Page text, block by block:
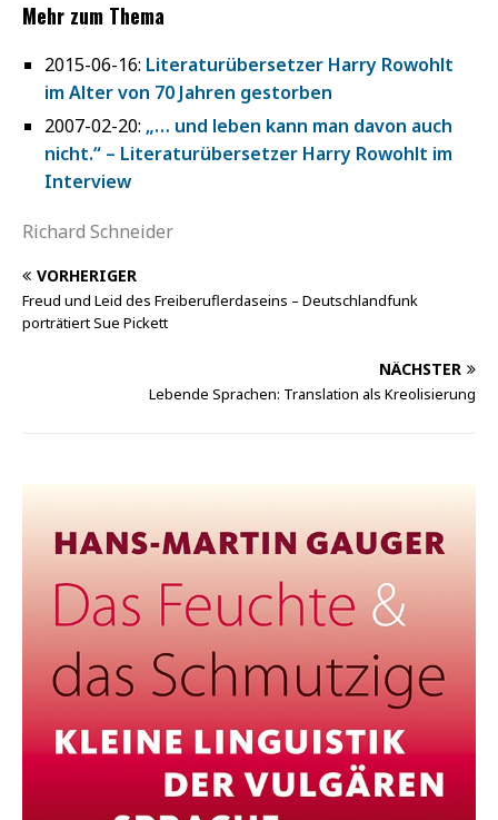
Mehr zum Thema
2015-06-16: Literaturübersetzer Harry Rowohlt
im Alter von 70 Jahren gestorben
2007-02-20: „… und leben kann man davon auch
nicht.“ – Literaturübersetzer Harry Rowohlt im
Interview
Richard Schneider
VORHERIGER
Freud und Leid des Freiberuflerdaseins – Deutschlandfunk
porträtiert Sue Pickett
NÄCHSTER
Lebende Sprachen: Translation als Kreolisierung